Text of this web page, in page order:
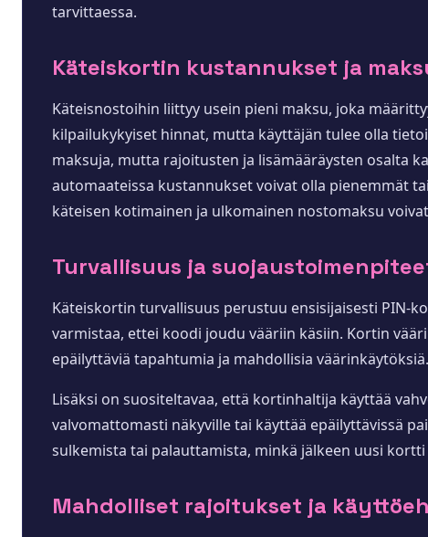
tarvittaessa.
Käteiskortin kustannukset ja
Käteisnostoihin liittyy usein pieni maksu, joka
kilpailukykyiset hinnat, mutta käyttäjän tulee olla
maksuja, mutta rajoitusten ja lisämääräysten osalta
automaateissa kustannukset voivat olla pienemmät
käteisen kotimainen ja ulkomainen nostomaksu
Turvallisuus ja
Käteiskortin turvallisuus perustuu ensisijaisesti PIN-
varmistaa, ettei koodi joudu vääriin käsiin. Kortin
epäilyttäviä tapahtumia ja mahdollisia väärinkäytöksiä.
Lisäksi on suositeltavaa, että kortinhaltija käyttää
valvomattomasti näkyville tai käyttää epäilyttävissä
sulkemista tai palauttamista, minkä jälkeen uusi
Mahdolliset rajoitukset ja